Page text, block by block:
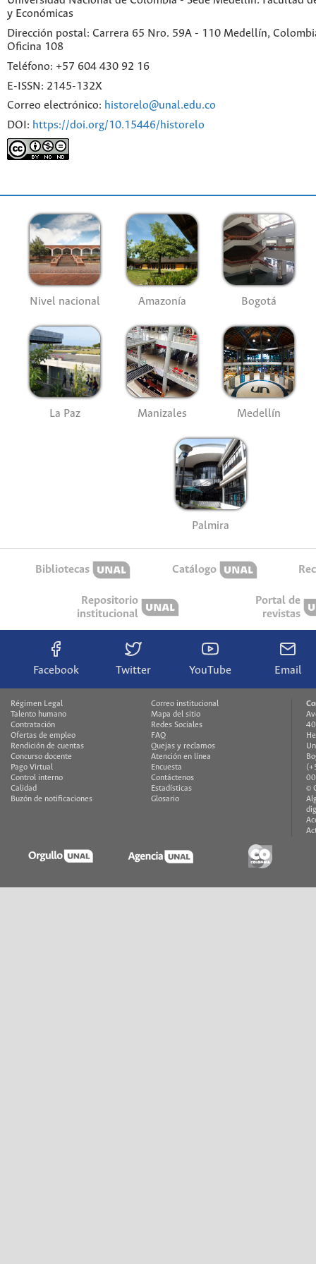
y Económicas
Dirección postal: Carrera 65 Nro. 59A - 110 Medellín,
Oficina 108
Teléfono: +57 604 430 92 16
E-ISSN: 2145-132X
Correo electrónico: historelo@unal.edu.co
DOI: https://doi.org/10.15446/historelo
Nivel nacional Amazonía Bogotá
La Paz Manizales Medellín
Palmira
Bibliotecas Catálogo
Repositorio
institucional
Portal de
revistas
Facebook Twitter YouTube Email
Régimen Legal
Talento humano
Contratación
Ofertas de empleo
Rendición de cuentas
Concurso docente
Pago Virtual
Control interno
Calidad
Buzón de notificaciones
Correo institucional
Mapa del sitio
Redes Sociales
FAQ
Quejas y reclamos
Atención en línea
Encuesta
Contáctenos
Estadísticas
Glosario
©